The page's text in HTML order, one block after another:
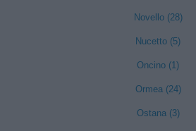
Novello (28)
Nucetto (5)
Oncino (1)
Ormea (24)
Ostana (3)